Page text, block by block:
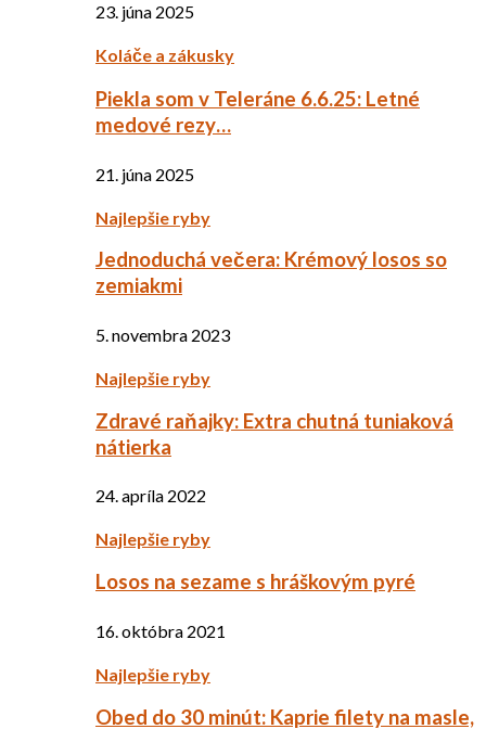
23. júna 2025
Koláče a zákusky
Piekla som v Teleráne 6.6.25: Letné
medové rezy…
21. júna 2025
Najlepšie ryby
Jednoduchá večera: Krémový losos so
zemiakmi
5. novembra 2023
Najlepšie ryby
Zdravé raňajky: Extra chutná tuniaková
nátierka
24. apríla 2022
Najlepšie ryby
Losos na sezame s hráškovým pyré
16. októbra 2021
Najlepšie ryby
Obed do 30 minút: Kaprie filety na masle,